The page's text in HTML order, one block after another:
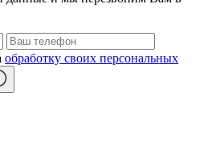
обработку своих персональных